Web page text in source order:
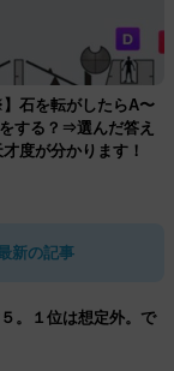
石を転がしたらA〜
する？⇒選んだ答え
度が分かります！
新の記事
。１位は想定外。で